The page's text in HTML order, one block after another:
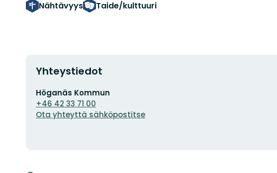
Nähtävyys Taide/kulttuuri
Yhteystiedot
Sähköpostiosoite
Höganäs Kommun
+46 42 33 71 00
Ota yhteyttä sähköpostitse